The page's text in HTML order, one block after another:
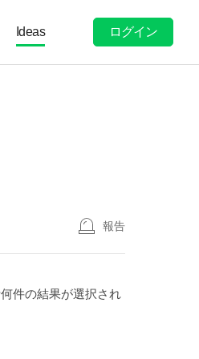
Ideas ログイン
報告
件の結果が選択され